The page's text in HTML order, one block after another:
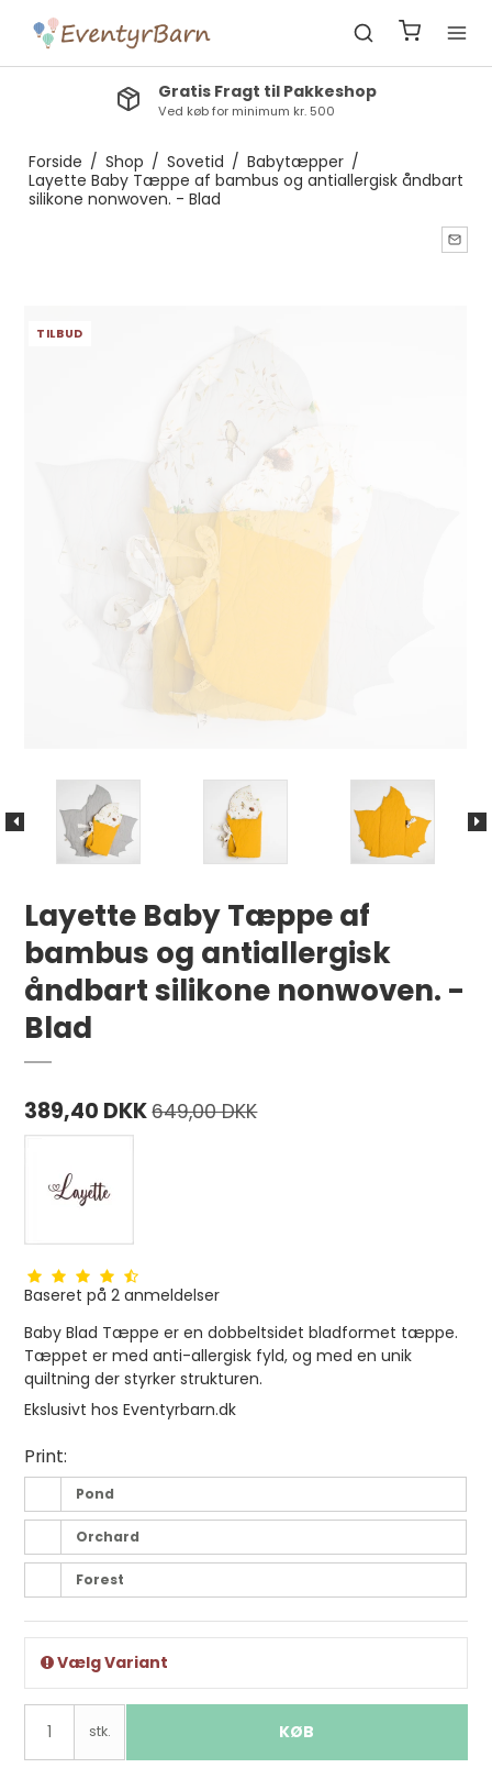
Gratis Fragt til Pakkeshop
Ved køb for minimum kr. 500
Forside / Shop / Sovetid / Babytæpper /
Layette Baby Tæppe af bambus og antiallergisk åndbart
silikone nonwoven. - Blad
TILBUD
Layette Baby Tæppe af
bambus og antiallergisk
åndbart silikone nonwoven. -
Blad
389,40 DKK649,00 DKK
Baseret på 2 anmeldelser
Baby Blad Tæppe er en dobbeltsidet bladformet tæppe.
Tæppet er med anti-allergisk fyld, og med en unik
quiltning der styrker strukturen.
Ekslusivt hos Eventyrbarn.dk
Print:
Pond
Orchard
Forest
Vælg Variant
stk. KØB